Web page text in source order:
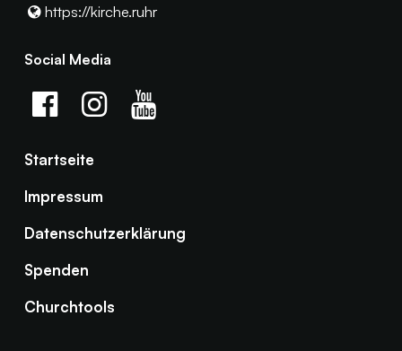
https://kirche.​ruhr
Social Media
Startseite
Impressum
Datenschutzerklärung
Spenden
Churchtools